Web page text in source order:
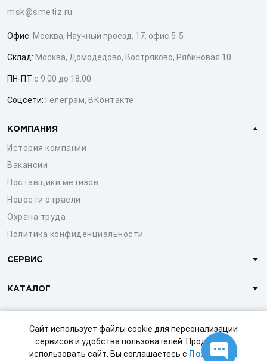
Сайт использует файлы cookie для персонализации
сервисов и удобства пользователей. Продолжая
использовать сайт, Вы соглашаетесь с Политикой
msk@smetiz.ru
Офис: Москва, Научный проезд, 17, офис 5-5
Склад: Москва, Домодедово, Востряково, Рябиновая 10
ПН-ПТ с 9:00 до 18:00
Соцсети:Телеграм, ВКонтакте
КОМПАНИЯ
История компании
Вакансии
Поставщики метизов
Новости отрасли
Охрана труда
Политика конфиденциальности
СЕРВИС
КАТАЛОГ